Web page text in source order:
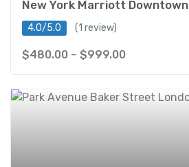
New York Marriott Downtown
4.0/5.0 (1 review)
$480.00 – $999.00